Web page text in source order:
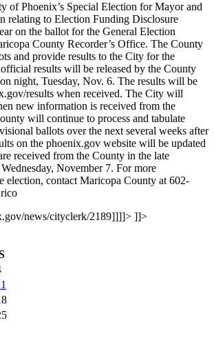
of Phoenix’s Special Election for Mayor and
relating to Election Funding Disclosure
on the ballot for the General Election
County Recorder’s Office. The County
and provide results to the City for the
results will be released by the County
night, Tuesday, Nov. 6. The results will be
results when received. The City will
new information is received from the
will continue to process and tabulate
ballots over the next several weeks after
on the phoenix.gov website will be updated
received from the County in the late
November 7. For more
election, contact Maricopa County at 602-
news/cityclerk/2189]]]]> ]]>